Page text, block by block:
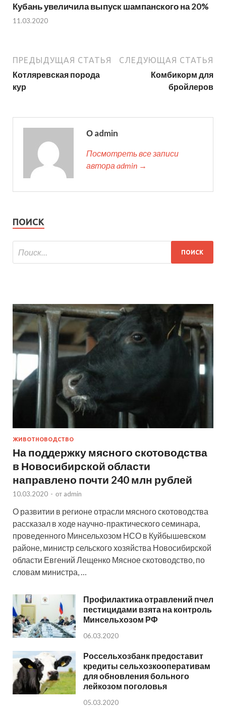
Кубань увеличила выпуск шампанского на 20%
11.03.2020
ПРЕДЫДУЩАЯ СТАТЬЯ
Котляревская порода
кур
СЛЕДУЮЩАЯ СТАТЬЯ
Комбикорм для
бройлеров
О admin
Посмотреть все записи
автора admin →
ПОИСК
ЖИВОТНОВОДСТВО
На поддержку мясного скотоводства
в Новосибирской области
направлено почти 240 млн рублей
10.03.2020 - от admin
О развитии в регионе отрасли мясного скотоводства
рассказал в ходе научно-практического семинара,
проведенного Минсельхозом НСО в Куйбышевском
районе, министр сельского хозяйства Новосибирской
области Евгений Лещенко Мясное скотоводство, по
словам министра, …
Профилактика отравлений пчел
пестицидами взята на контроль
Минсельхозом РФ
06.03.2020
Россельхозбанк предоставит
кредиты сельхозкооперативам
для обновления больного
лейкозом поголовья
05.03.2020